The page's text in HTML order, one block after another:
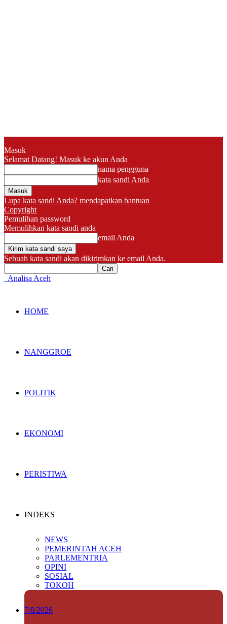
Masuk
Selamat Datang! Masuk ke akun Anda
nama pengguna
kata sandi Anda
Lupa kata sandi Anda? mendapatkan bantuan
Copyright
Pemulihan password
Memulihkan kata sandi anda
email Anda
Sebuah kata sandi akan dikirimkan ke email Anda.
Analisa Aceh
HOME
NANGGROE
POLITIK
EKONOMI
PERISTIWA
INDEKS
NEWS
PEMERINTAH ACEH
PARLEMENTRIA
OPINI
SOSIAL
TOKOH
7/8/2026